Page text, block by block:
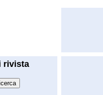
rivista